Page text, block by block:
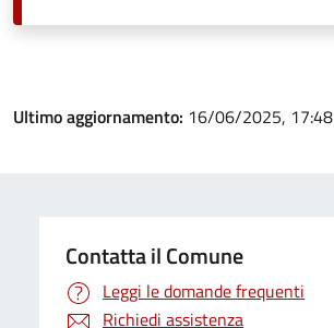
Ultimo aggiornamento: 16/06/2025, 17:48
Contatta il Comune
Leggi le domande frequenti
Richiedi assistenza